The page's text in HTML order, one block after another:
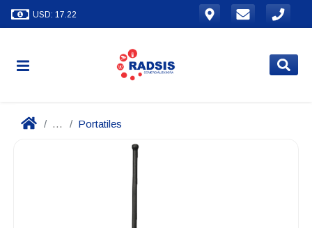
USD: 17.22
... Portatiles